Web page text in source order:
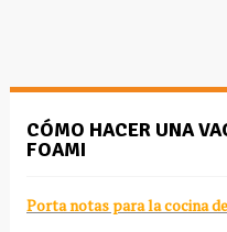
CÓMO HACER UNA
FOAMI
Porta notas para la cocina